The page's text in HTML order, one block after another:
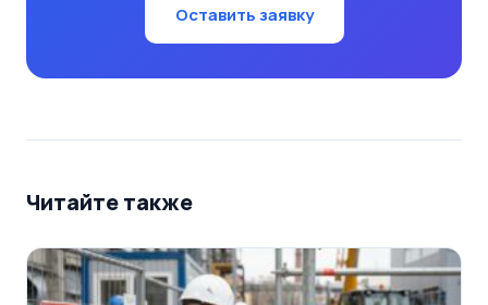
Оставить заявку
Читайте также